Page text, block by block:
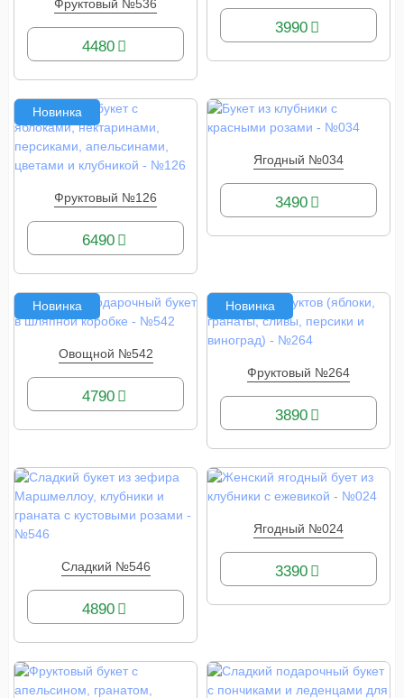
Фруктовый №536
КУПИТЬ
4480
3990
Новинка
Фруктовый №126
КУПИТЬ
6490
Ягодный №034
КУПИТЬ
3490
Новинка
Овощной №542
КУПИТЬ
4790
Новинка
Фруктовый №264
КУПИТЬ
3890
Сладкий №546
КУПИТЬ
4890
Ягодный №024
КУПИТЬ
3390